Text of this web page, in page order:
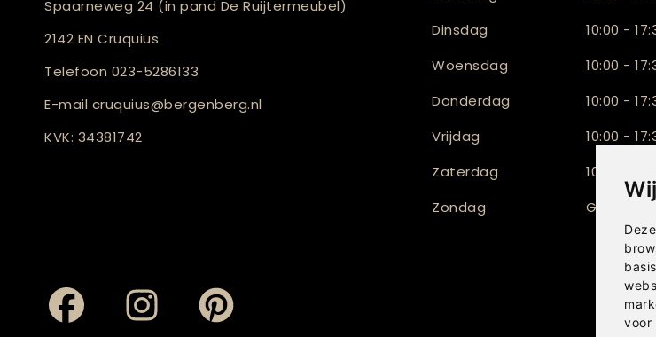
voor
Spaarneweg 24 (in pand De Ruijtermeubel)
2142 EN Cruquius
Telefoon 023-5286133
E-mail cruquius@bergenberg.nl
KVK: 34381742
Dinsdag
10:00 -
Woensdag
10:00 -
Donderdag
10:00 -
Vrijdag
10:00 -
Zaterdag
10:00 -
Zondag
Gesloten